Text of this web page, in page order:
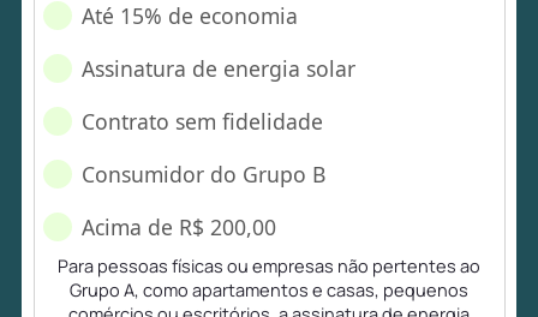
Até 15% de economia
Assinatura de energia solar
Contrato sem fidelidade
Consumidor do Grupo B
Acima de R$ 200,00
Para pessoas físicas ou empresas não pertentes ao
Grupo A, como apartamentos e casas, pequenos